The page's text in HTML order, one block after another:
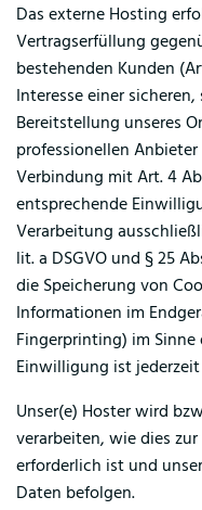
Das externe Hosting
Vertragserfüllung
bestehenden Kunden
Interesse einer
Bereitstellung unseres
professionellen Anbieter
Verbindung mit Art. 4
entsprechende
Verarbeitung
lit. a DSGVO und § 25
die Speicherung von
Informationen im
Fingerprinting) im Sinne
Einwilligung ist
Unser(e) Hoster wird
verarbeiten, wie dies
erforderlich ist und
Daten befolgen.